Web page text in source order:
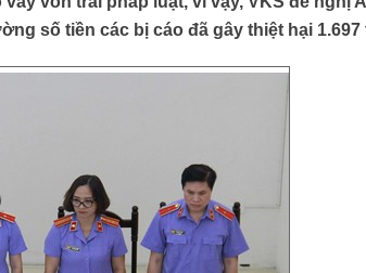
số tiền các bị cáo đã gây thiệt hại 1.697